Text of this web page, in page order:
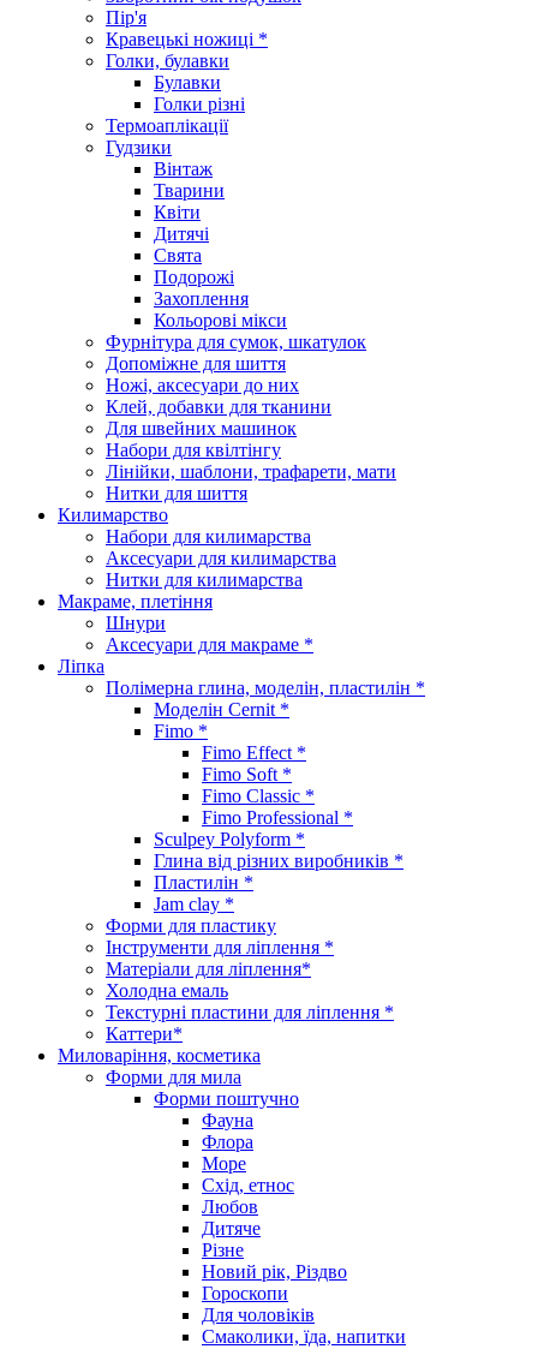
Пір'я
Кравецькі ножиці *
Голки, булавки
Булавки
Голки різні
Термоаплікації
Гудзики
Вінтаж
Тварини
Квіти
Дитячі
Свята
Подорожі
Захоплення
Кольорові мікси
Фурнітура для сумок, шкатулок
Допоміжне для шиття
Ножі, аксесуари до них
Клей, добавки для тканини
Для швейних машинок
Набори для квілтінгу
Лінійки, шаблони, трафарети, мати
Нитки для шиття
Килимарство
Набори для килимарства
Аксесуари для килимарства
Нитки для килимарства
Макраме, плетіння
Шнури
Аксесуари для макраме *
Ліпка
Полімерна глина, моделін, пластилін *
Моделін Cernit *
Fimo *
Fimo Effect *
Fimo Soft *
Fimo Classic *
Fimo Professional *
Sculpey Polyform *
Глина від різних виробників *
Пластилін *
Jam clay *
Форми для пластику
Інструменти для ліплення *
Матеріали для ліплення*
Холодна емаль
Текстурні пластини для ліплення *
Каттери*
Миловаріння, косметика
Форми для мила
Форми поштучно
Фауна
Флора
Море
Схід, етнос
Любов
Дитяче
Різне
Новий рік, Різдво
Гороскопи
Для чоловіків
Смаколики, їда, напитки